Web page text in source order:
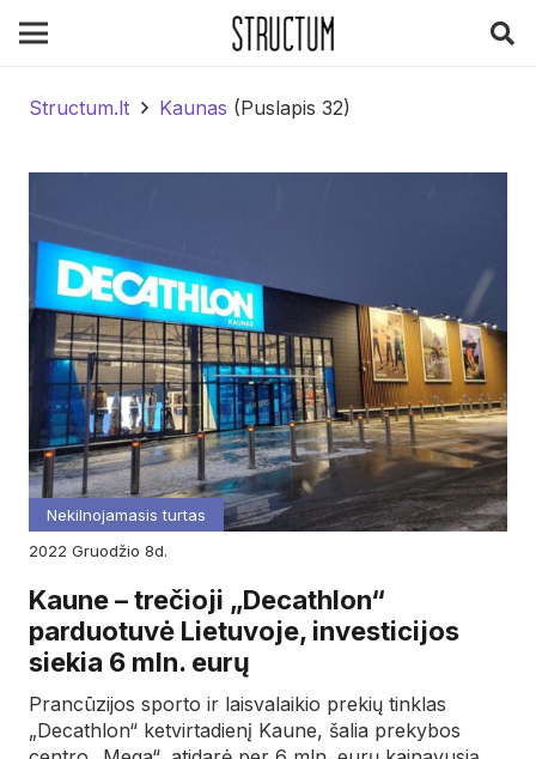
Structum.lt Kaunas (Puslapis 32)
Nekilnojamasis turtas
2022
gruodžio 8d.
Kaune – trečioji „Decathlon“
parduotuvė Lietuvoje, investicijos
siekia 6 mln. eurų
Prancūzijos sporto ir laisvalaikio prekių tinklas
„Decathlon“ ketvirtadienį Kaune, šalia prekybos